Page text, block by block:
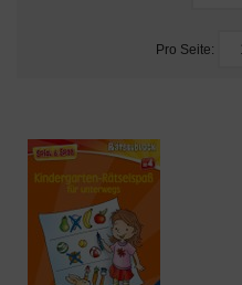
Pro Seite: